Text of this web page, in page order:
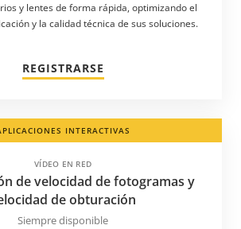
y lentes de forma rápida, optimizando el
y la calidad técnica de sus soluciones.
REGISTRARSE
INTERACTIVAS
VÍDEO EN RED
de velocidad de fotogramas y
de obturación
Siempre disponible